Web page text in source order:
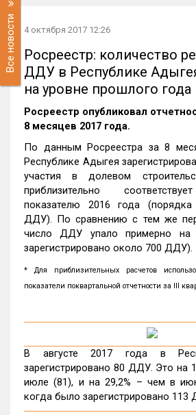
Все новости 4 октября 2017 12:26
Росреестр: количество
ДДУ в Республике
на уровне прошлого года
Росреестр опубликовал
8 месяцев 2017 года.
По данным Росреестра за 8
Республике Адыгея
участия в долевом
приблизительно
показателю 2016 года (порядка
ДДУ). По сравнению с тем же
число ДДУ упало примерно на
зарегистрировано около 700 ДДУ).
* Для приблизительных расчетов
показатели поквартальной отчетности за III
В августе 2017 года в
зарегистрировано 80 ДДУ. Это на
июле (81), и на 29,2% – чем в
когда было зарегистрировано 113